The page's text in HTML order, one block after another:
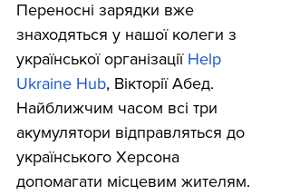
Переносні зарядки вже
знаходяться у нашої колеги з
української організації Help
Ukraine Hub, Вікторії Абед.
Найближчим часом всі три
акумулятори відправляться до
українського Херсона
допомагати місцевим жителям.